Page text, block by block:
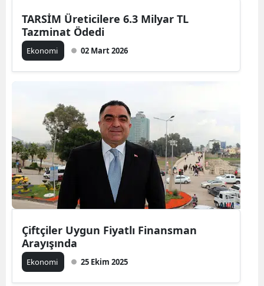
Erzincan
Gümüşhane
Hakkari
Hatay
Isparta
Mersin
İzmir
TARSİM Üreticilere 6.3 Milyar TL
Tazminat Ödedi
Ekonomi 02 Mart 2026
Çiftçiler Uygun Fiyatlı Finansman
Arayışında
Ekonomi 25 Ekim 2025